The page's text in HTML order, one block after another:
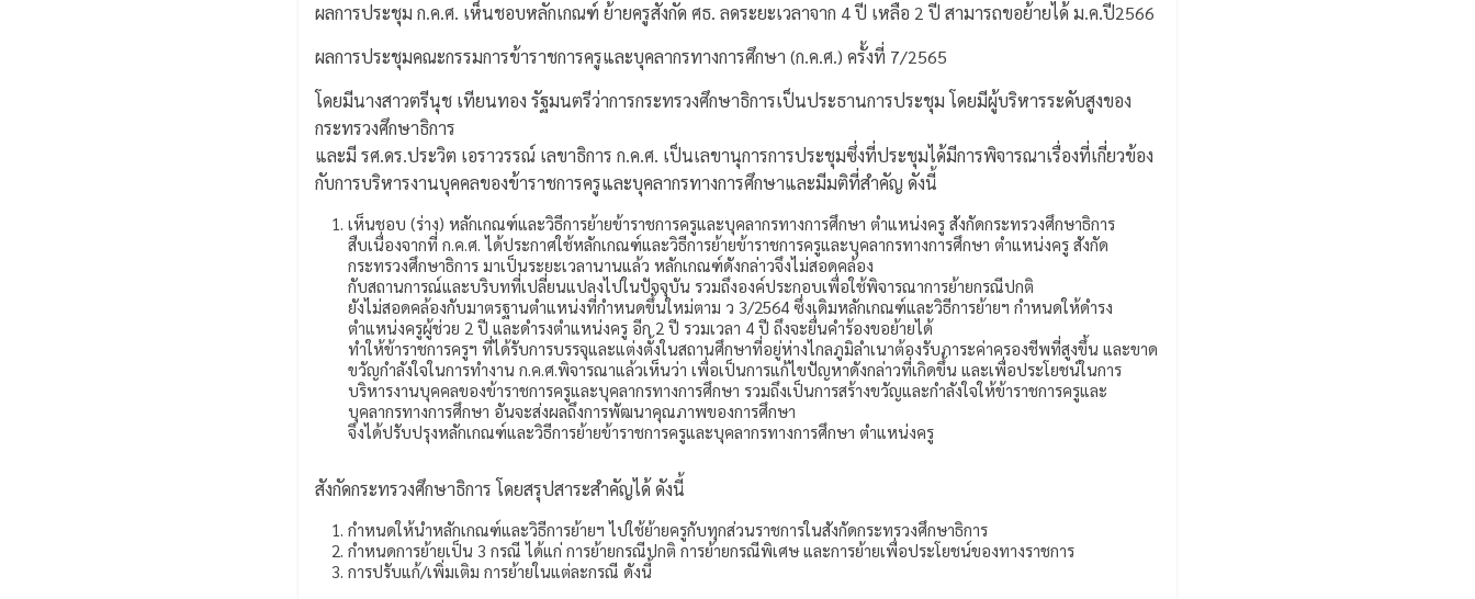
ผลการประชุม ก.ค.ศ. เห็นชอบหลักเกณฑ์ ย้ายครูสังกัด ศธ. ลดระยะเวลาจาก 4 ปี เหลือ 2 ปี สามารถขอย้ายได้ ม.ค.ปี2566
ผลการประชุมคณะกรรมการข้าราชการครูและบุคลากรทางการศึกษา (ก.ค.ศ.) ครั้งที่ 7/2565
โดยมีนางสาวตรีนุช เทียนทอง รัฐมนตรีว่าการกระทรวงศึกษาธิการเป็นประธานการประชุม โดยมีผู้บริหารระดับสูงของ
กระทรวงศึกษาธิการ
และมี รศ.ดร.ประวิต เอราวรรณ์ เลขาธิการ ก.ค.ศ. เป็นเลขานุการการประชุมซึ่งที่ประชุมได้มีการพิจารณาเรื่องที่เกี่ยวข้อง
กับการบริหารงานบุคคลของข้าราชการครูและบุคลากรทางการศึกษาและมีมติที่สำคัญ ดังนี้
เห็นชอบ (ร่าง) หลักเกณฑ์และวิธีการย้ายข้าราชการครูและบุคลากรทางการศึกษา ตำแหน่งครู สังกัดกระทรวงศึกษาธิการ
สืบเนื่องจากที่ ก.ค.ศ. ได้ประกาศใช้หลักเกณฑ์และวิธีการย้ายข้าราชการครูและบุคลากรทางการศึกษา ตำแหน่งครู สังกัด
กระทรวงศึกษาธิการ มาเป็นระยะเวลานานแล้ว หลักเกณฑ์ดังกล่าวจึงไม่สอดคล้อง
กับสถานการณ์และบริบทที่เปลี่ยนแปลงไปในปัจจุบัน รวมถึงองค์ประกอบเพื่อใช้พิจารณาการย้ายกรณีปกติ
ยังไม่สอดคล้องกับมาตรฐานตำแหน่งที่กำหนดขึ้นใหม่ตาม ว 3/2564 ซึ่งเดิมหลักเกณฑ์และวิธีการย้ายฯ กำหนดให้ดำรง
ตำแหน่งครูผู้ช่วย 2 ปี และดำรงตำแหน่งครู อีก 2 ปี รวมเวลา 4 ปี ถึงจะยื่นคำร้องขอย้ายได้
ทำให้ข้าราชการครูฯ ที่ได้รับการบรรจุและแต่งตั้งในสถานศึกษาที่อยู่ห่างไกลภูมิลำเนาต้องรับภาระค่าครองชีพที่สูงขึ้น และขาด
ขวัญกำลังใจในการทำงาน ก.ค.ศ.พิจารณาแล้วเห็นว่า เพื่อเป็นการแก้ไขปัญหาดังกล่าวที่เกิดขึ้น และเพื่อประโยชน์ในการ
บริหารงานบุคคลของข้าราชการครูและบุคลากรทางการศึกษา รวมถึงเป็นการสร้างขวัญและกำลังใจให้ข้าราชการครูและ
บุคลากรทางการศึกษา อันจะส่งผลถึงการพัฒนาคุณภาพของการศึกษา
จึงได้ปรับปรุงหลักเกณฑ์และวิธีการย้ายข้าราชการครูและบุคลากรทางการศึกษา ตำแหน่งครู
สังกัดกระทรวงศึกษาธิการ โดยสรุปสาระสำคัญได้ ดังนี้
กำหนดให้นำหลักเกณฑ์และวิธีการย้ายฯ ไปใช้ย้ายครูกับทุกส่วนราชการในสังกัดกระทรวงศึกษาธิการ
กำหนดการย้ายเป็น 3 กรณี ได้แก่ การย้ายกรณีปกติ การย้ายกรณีพิเศษ และการย้ายเพื่อประโยชน์ของทางราชการ
การปรับแก้/เพิ่มเติม การย้ายในแต่ละกรณี ดังนี้